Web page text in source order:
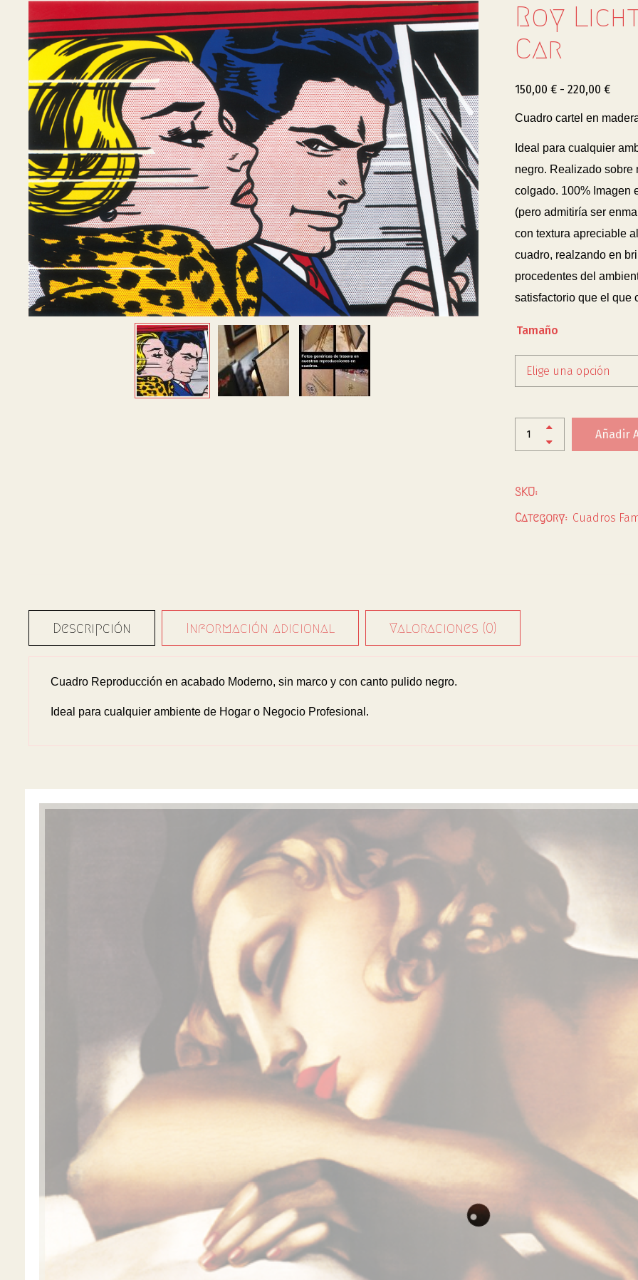
Roy
Car
150,00 € - 220,00 €
Cuadro cartel en
Ideal para cualquier
negro. Realizado sobre
colgado. 100% Imagen
(pero admitiría ser
con textura apreciable
cuadro, realzando en
procedentes del
satisfactorio que el que
Tamaño
Elige una opción
Añadir
SKU:
Category: Cuadros
Descripción Información adicional Valoraciones (0)
Cuadro Reproducción en acabado Moderno, sin marco y con canto pulido negro.
Ideal para cualquier ambiente de Hogar o Negocio Profesional.